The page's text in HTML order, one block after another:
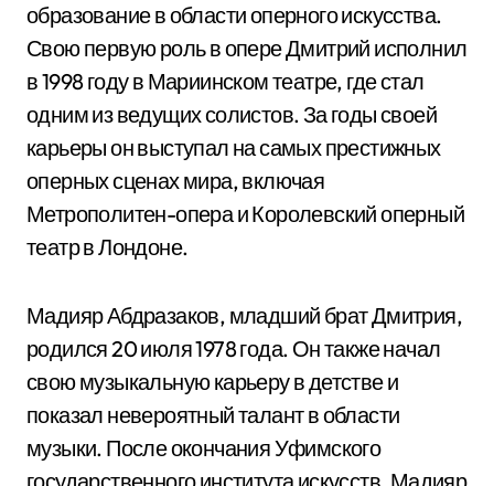
образование в области оперного искусства.
Свою первую роль в опере Дмитрий исполнил
в 1998 году в Мариинском театре, где стал
одним из ведущих солистов. За годы своей
карьеры он выступал на самых престижных
оперных сценах мира, включая
Метрополитен-опера и Королевский оперный
театр в Лондоне.
Мадияр Абдразаков, младший брат Дмитрия,
родился 20 июля 1978 года. Он также начал
свою музыкальную карьеру в детстве и
показал невероятный талант в области
музыки. После окончания Уфимского